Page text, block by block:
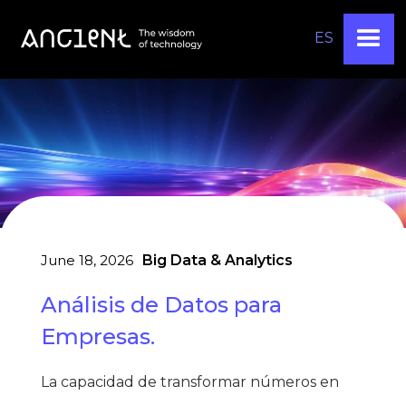
ES
June 18, 2026 Big Data & Analytics
Análisis de Datos para
Empresas.
La capacidad de transformar números en